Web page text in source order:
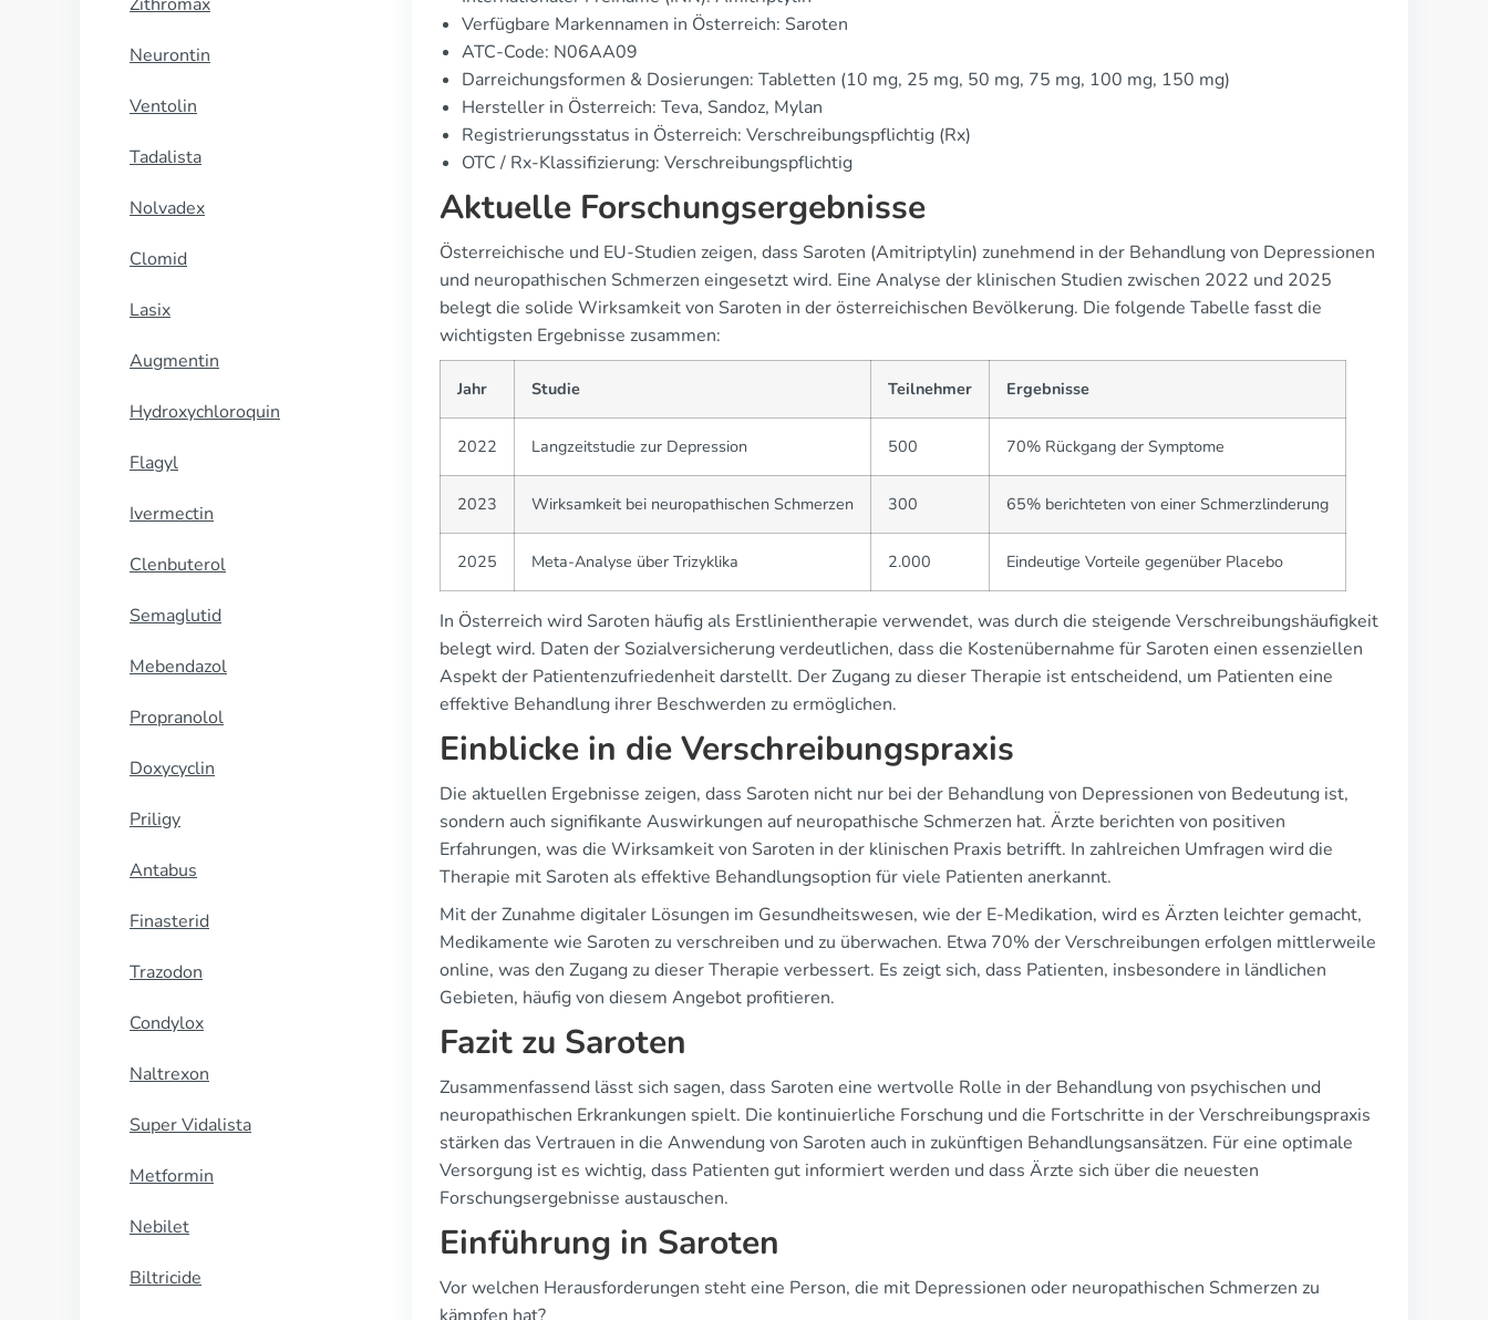
Neurontin
Ventolin
Tadalista
Nolvadex
Clomid
Lasix
Augmentin
Hydroxychloroquin
Flagyl
Ivermectin
Clenbuterol
Semaglutid
Mebendazol
Propranolol
Doxycyclin
Priligy
Antabus
Finasterid
Trazodon
Condylox
Naltrexon
Super Vidalista
Metformin
Nebilet
Biltricide
Verfügbare Markennamen in Österreich: Saroten
ATC-Code: N06AA09
Darreichungsformen & Dosierungen: Tabletten (10 mg, 25 mg, 50 mg, 75 mg, 100 mg, 150 mg)
Hersteller in Österreich: Teva, Sandoz, Mylan
Registrierungsstatus in Österreich: Verschreibungspflichtig (Rx)
OTC / Rx-Klassifizierung: Verschreibungspflichtig
Aktuelle Forschungsergebnisse
Österreichische und EU-Studien zeigen, dass Saroten (Amitriptylin) zunehmend in der Behandlung von Depressionen
und neuropathischen Schmerzen eingesetzt wird. Eine Analyse der klinischen Studien zwischen 2022 und 2025
belegt die solide Wirksamkeit von Saroten in der österreichischen Bevölkerung. Die folgende Tabelle fasst die
wichtigsten Ergebnisse zusammen:
Jahr Studie Teilnehmer Ergebnisse
2022 Langzeitstudie zur Depression 500 70% Rückgang der Symptome
2023 Wirksamkeit bei neuropathischen Schmerzen 300 65% berichteten von einer Schmerzlinderung
2025 Meta-Analyse über Trizyklika 2.000 Eindeutige Vorteile gegenüber Placebo
In Österreich wird Saroten häufig als Erstlinientherapie verwendet, was durch die steigende Verschreibungshäufigkeit
belegt wird. Daten der Sozialversicherung verdeutlichen, dass die Kostenübernahme für Saroten einen essenziellen
Aspekt der Patientenzufriedenheit darstellt. Der Zugang zu dieser Therapie ist entscheidend, um Patienten eine
effektive Behandlung ihrer Beschwerden zu ermöglichen.
Einblicke in die Verschreibungspraxis
Die aktuellen Ergebnisse zeigen, dass Saroten nicht nur bei der Behandlung von Depressionen von Bedeutung ist,
sondern auch signifikante Auswirkungen auf neuropathische Schmerzen hat. Ärzte berichten von positiven
Erfahrungen, was die Wirksamkeit von Saroten in der klinischen Praxis betrifft. In zahlreichen Umfragen wird die
Therapie mit Saroten als effektive Behandlungsoption für viele Patienten anerkannt.
Mit der Zunahme digitaler Lösungen im Gesundheitswesen, wie der E-Medikation, wird es Ärzten leichter gemacht,
Medikamente wie Saroten zu verschreiben und zu überwachen. Etwa 70% der Verschreibungen erfolgen mittlerweile
online, was den Zugang zu dieser Therapie verbessert. Es zeigt sich, dass Patienten, insbesondere in ländlichen
Gebieten, häufig von diesem Angebot profitieren.
Fazit zu Saroten
Zusammenfassend lässt sich sagen, dass Saroten eine wertvolle Rolle in der Behandlung von psychischen und
neuropathischen Erkrankungen spielt. Die kontinuierliche Forschung und die Fortschritte in der Verschreibungspraxis
stärken das Vertrauen in die Anwendung von Saroten auch in zukünftigen Behandlungsansätzen. Für eine optimale
Versorgung ist es wichtig, dass Patienten gut informiert werden und dass Ärzte sich über die neuesten
Forschungsergebnisse austauschen.
Einführung in Saroten
Vor welchen Herausforderungen steht eine Person, die mit Depressionen oder neuropathischen Schmerzen zu